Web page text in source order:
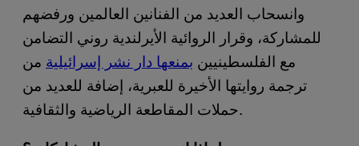
وانسحاب العديد من الفنانين العالمين ورفضهم
للمشاركة، وقرار الروائية الأيرلندية روني التضامن
مع الفلسطينيين بمنعها دار نشر إسرائيلية من
ترجمة روايتها الأخيرة للعبرية، إضافة للعديد من
حملات المقاطعة الرياضية والثقافية.